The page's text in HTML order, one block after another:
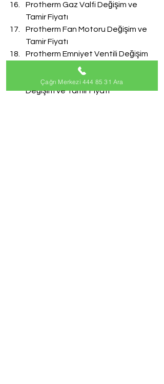
Protherm Gaz Valfi Değişim ve
Tamir Fiyatı
Protherm Fan Motoru Değişim ve
Tamir Fiyatı
Protherm Emniyet Ventili Değişim
ve Tamir Fiyatı
Protherm Doldurma Musluğu
Değişim ve Tamir Fiyatı
Çağrı Merkezi 444 85 31 Ara